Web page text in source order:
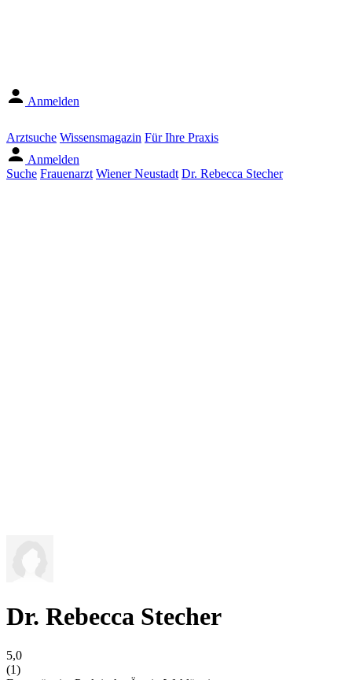
Anmelden
Arztsuche Wissensmagazin Für Ihre Praxis
Anmelden
Suche Frauenarzt Wiener Neustadt Dr. Rebecca Stecher
Dr. Rebecca Stecher
5,0
(1)